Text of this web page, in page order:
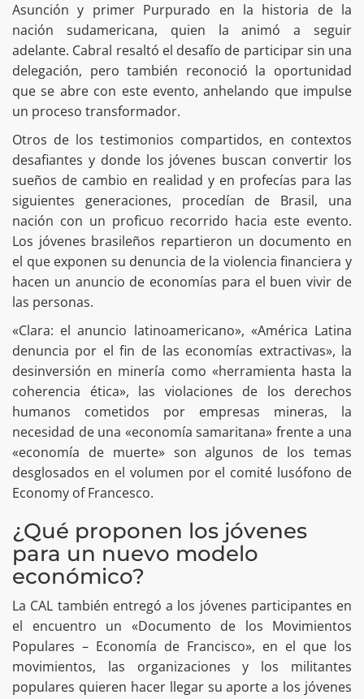
Asunción y primer Purpurado en la historia de la
nación sudamericana, quien la animó a seguir
adelante. Cabral resaltó el desafío de participar sin una
delegación, pero también reconoció la oportunidad
que se abre con este evento, anhelando que impulse
un proceso transformador.
Otros de los testimonios compartidos, en contextos
desafiantes y donde los jóvenes buscan convertir los
sueños de cambio en realidad y en profecías para las
siguientes generaciones, procedían de Brasil, una
nación con un proficuo recorrido hacia este evento.
Los jóvenes brasileños repartieron un documento en
el que exponen su denuncia de la violencia financiera y
hacen un anuncio de economías para el buen vivir de
las personas.
«Clara: el anuncio latinoamericano», «América Latina
denuncia por el fin de las economías extractivas», la
desinversión en minería como «herramienta hasta la
coherencia ética», las violaciones de los derechos
humanos cometidos por empresas mineras, la
necesidad de una «economía samaritana» frente a una
«economía de muerte» son algunos de los temas
desglosados en el volumen por el comité lusófono de
Economy of Francesco.
¿Qué proponen los jóvenes
para un nuevo modelo
económico?
La CAL también entregó a los jóvenes participantes en
el encuentro un «Documento de los Movimientos
Populares – Economía de Francisco», en el que los
movimientos, las organizaciones y los militantes
populares quieren hacer llegar su aporte a los jóvenes